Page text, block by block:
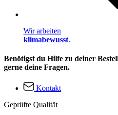
Wir arbeiten
klimabewusst.
Benötigst du Hilfe zu deiner
gerne deine Fragen.
Kontakt
Geprüfte Qualität